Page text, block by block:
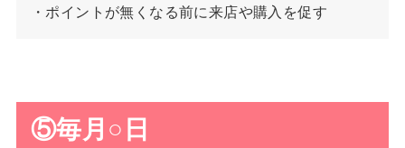
・ポイントが無くなる前に来店や購入を促す
⑤毎月○日